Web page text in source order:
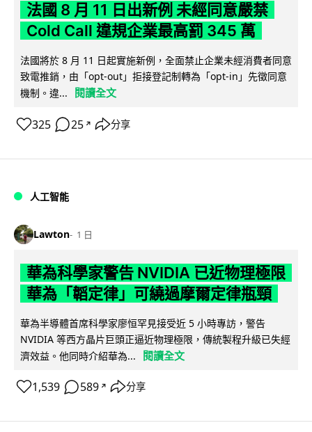
法國 8 月 11 日出新例 未經同意嚴禁
Cold Call 違規企業最高罰 345 萬
法國將於 8 月 11 日起實施新例，全面禁止企業未經消費者同意
致電推銷，由「opt-out」拒接登記制轉為「opt-in」先徵同意
機制。違...
閱讀全文
325 25 ↗ 分享
人工智能
Lawton 1 日
華為科學家警告 NVIDIA 已近物理極限
華為「韜定律」可繞過摩爾定律瓶頸
華為半導體首席科學家廖恒罕見接受近 5 小時專訪，警告
NVIDIA 等西方晶片巨頭正逼近物理極限，傳統製程升級已失經
濟效益。他同時介紹華為...
閱讀全文
1,539 589 ↗ 分享